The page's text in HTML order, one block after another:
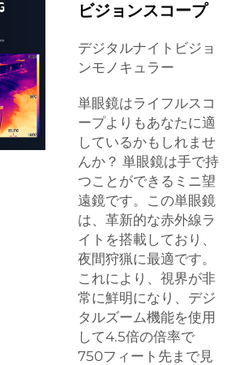
ビジョンスコープ
デジタルナイトビジョ
ンモノキュラー
単眼鏡はライフルスコ
ープよりもあなたに適
しているかもしれませ
んか？ 単眼鏡は手で持
つことができるミニ望
遠鏡です。この単眼鏡
は、革新的な赤外線ラ
イトを搭載しており、
夜間狩猟に最適です。
これにより、視界が非
常に鮮明になり、デジ
タルズーム機能を使用
して4.5倍の倍率で
750フィート先まで見